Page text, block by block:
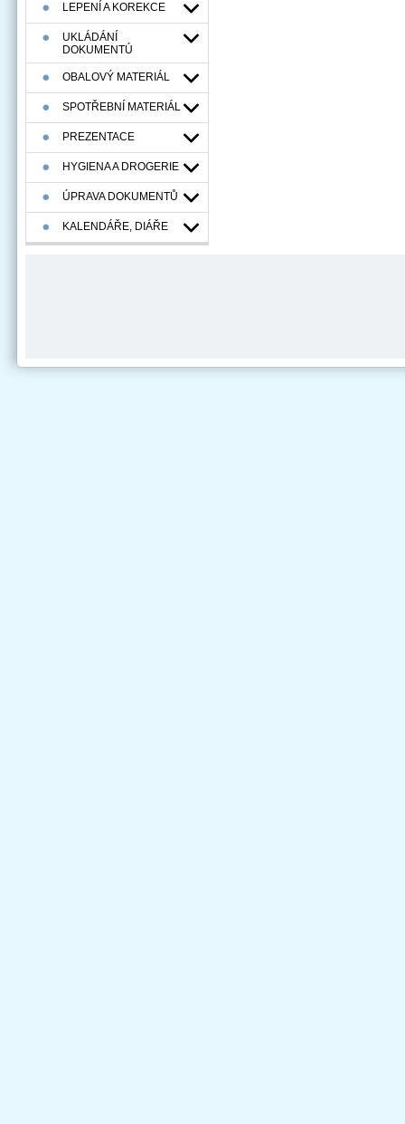
LEPENÍ A KOREKCE
UKLÁDÁNÍ
DOKUMENTÚ
OBALOVÝ MATERIÁL
SPOTŘEBNÍ MATERIÁL
PREZENTACE
HYGIENA A DROGERIE
ÚPRAVA DOKUMENTŮ
KALENDÁŘE, DIÁŘE